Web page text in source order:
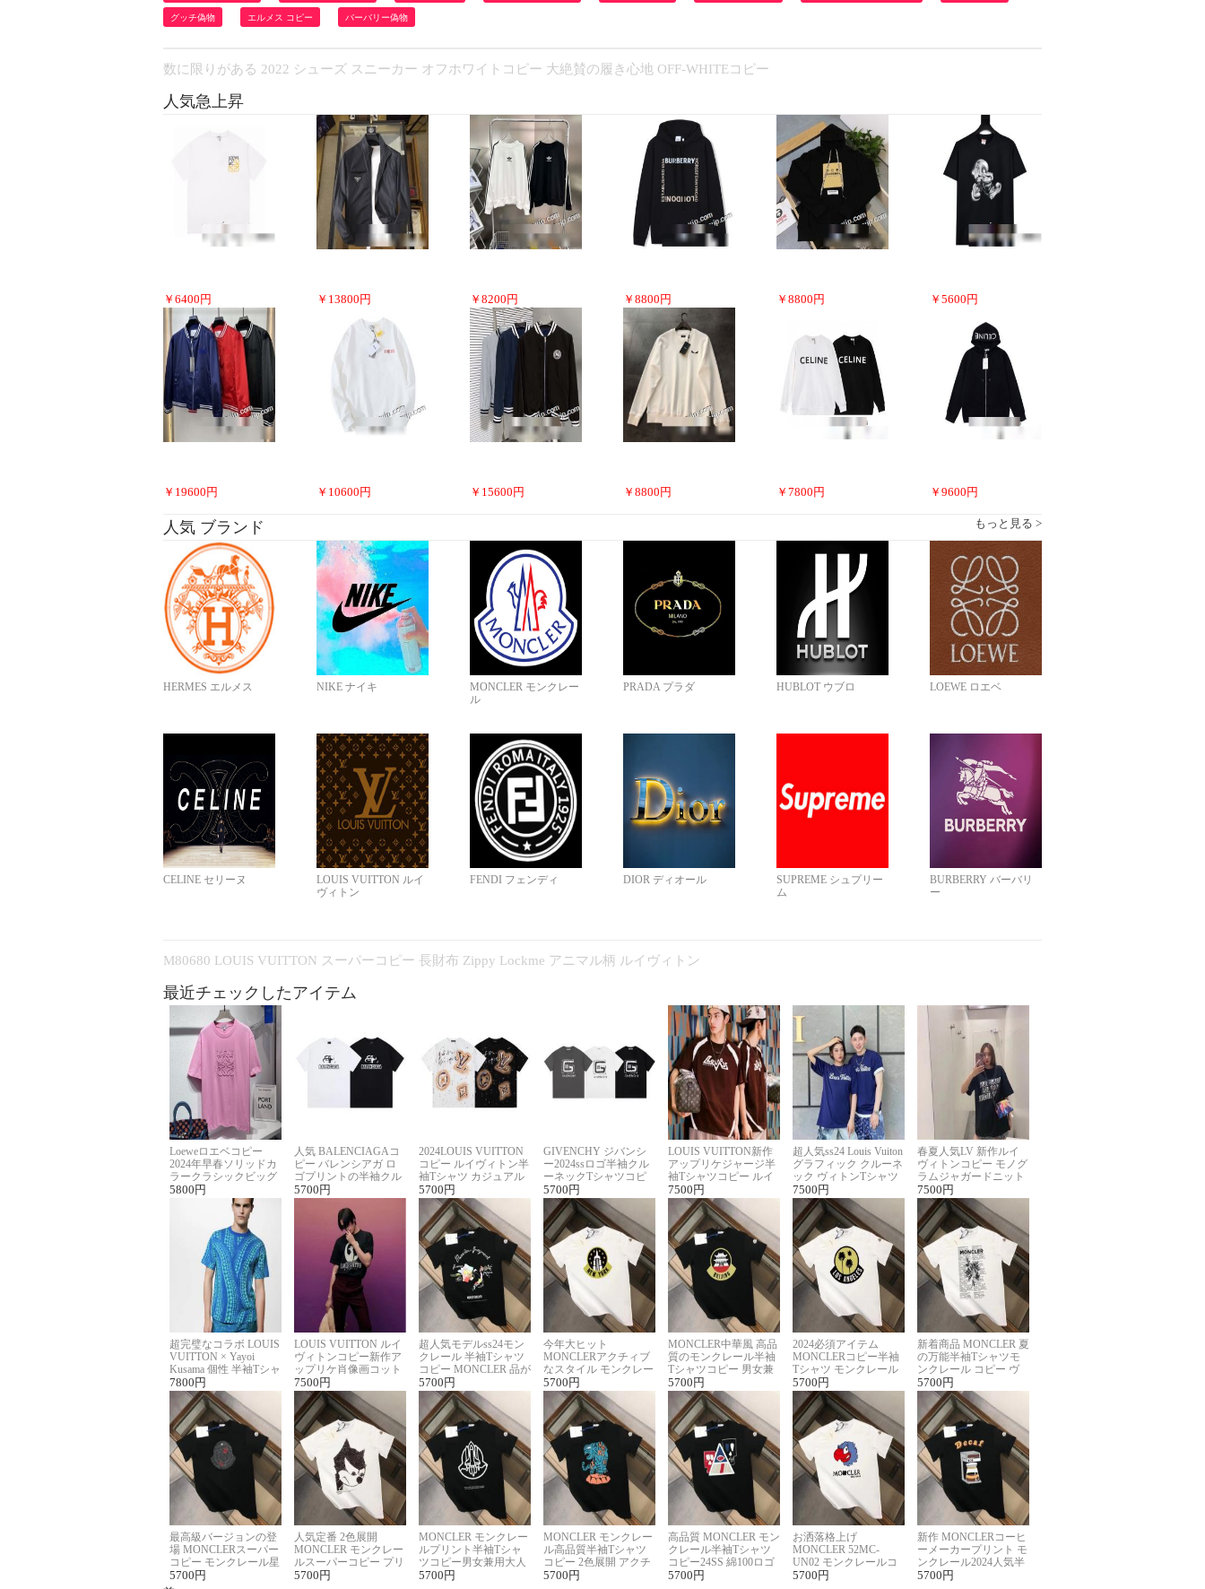
グッチ偽物 エルメス コピー バーバリー偽物
数に限りがある 2022 シューズ スニーカー オフホワイトコピー 大絶賛の履き心地 OFF-WHITEコピー
人気急上昇
￥ 6400 円 ￥ 13800 円 ￥ 8200 円 ￥ 8800 円 ￥ 8800 円 ￥ 5600 円
￥ 19600 円 ￥ 10600 円 ￥ 15600 円 ￥ 8800 円 ￥ 7800 円 ￥ 9600 円
人気 ブランド もっと見る >
HERMES エルメス NIKE ナイキ
MONCLER モンクレー
ル
PRADA プラダ HUBLOT ウブロ LOEWE ロエベ
CELINE セリーヌ
LOUIS VUITTON ルイ
ヴィトン
FENDI フェンディ DIOR ディオール
SUPREME シュプリー
ム
BURBERRY バーバリ
ー
M80680 LOUIS VUITTON スーパーコピー 長財布 Zippy Lockme アニマル柄 ルイヴィトン
最近チェックしたアイテム
Loeweロエベコピー
2024年早春ソリッドカ
ラークラシックビッグ
ロゴ刺繍Tシャツ
5800 円
人気 BALENCIAGAコ
ピー バレンシアガ ロ
ゴプリントの半袖クル
ーネックTシャツ
5700 円
2024LOUIS VUITTON
コピー ルイヴィトン半
袖Tシャツ カジュアル
に馴染む 2色展開
5700 円
GIVENCHY ジバンシ
ー2024ssロゴ半袖クル
ーネックTシャツコピ
ー ユニセックス
5700 円
LOUIS VUITTON新作
アップリケジャージ半
袖Tシャツコピー ルイ
ヴィトン着回し抜群
7500 円
超人気ss24 Louis Vuiton
グラフィック クルーネ
ック ヴィトンTシャツ
スーパーコピー
7500 円
春夏人気LV 新作ルイ
ヴィトンコピー モノグ
ラムジャガードニット
半袖Tシャツ男女兼用
7500 円
超完璧なコラボ LOUIS
VUITTON × Yayoi
Kusama 個性 半袖Tシャ
ツコピー男女兼用
7800 円
LOUIS VUITTON ルイ
ヴィトンコピー新作ア
ップリケ肖像画コット
ンニット半袖Tシャツ
7500 円
超人気モデルss24モン
クレール 半袖Tシャツ
コピー MONCLER 品が
良く見た目
5700 円
今年大ヒット
MONCLERアクチィブ
なスタイル モンクレー
ルコピー半袖Tシャツ
5700 円
MONCLER中華風 高品
質のモンクレール半袖
Tシャツコピー 男女兼
用 着回し抜群
5700 円
2024必須アイテム
MONCLERコピー半袖
Tシャツ モンクレール
夏らしいプリント
5700 円
新着商品 MONCLER 夏
の万能半袖Tシャツモ
ンクレール コピー ヴ
ィンテージ風
5700 円
最高級バージョンの登
場 MONCLERスーパー
コピー モンクレール星
座半袖Tシャツ
5700 円
人気定番 2色展開
MONCLER モンクレー
ルスーパーコピー プリ
ント半袖Tシャツ
5700 円
MONCLER モンクレー
ルプリント半袖Tシャ
ツコピー男女兼用大人
可愛い春夏コーデ
5700 円
MONCLER モンクレー
ル高品質半袖Tシャツ
コピー 2色展開 アクチ
ィブなスタイル
5700 円
高品質 MONCLER モン
クレール半袖Tシャツ
コピー24SS 綿100ロゴ
プリント 2色展開
5700 円
お洒落格上げ
MONCLER 52MC-
UN02 モンクレールコ
ピー半袖Tシャツ ユニ
5700 円
新作 MONCLERコーヒ
ーメーカープリント モ
ンクレール2024人気半
袖Tシャツコピー
5700 円